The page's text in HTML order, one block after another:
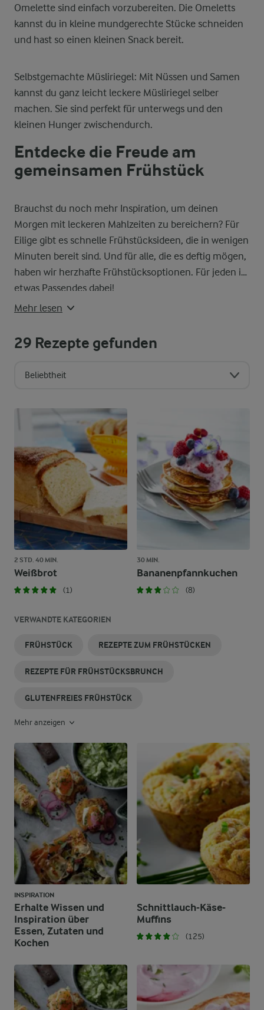
Omelette sind einfach vorzubereiten. Die Omeletts
kannst du in kleine mundgerechte Stücke schneiden
und hast so einen kleinen Snack bereit.
Selbstgemachte Müsliriegel: Mit Nüssen und Samen
kannst du ganz leicht leckere Müsliriegel selber
machen. Sie sind perfekt für unterwegs und den
kleinen Hunger zwischendurch.
Entdecke die Freude am
gemeinsamen Frühstück
Brauchst du noch mehr Inspiration, um deinen
Morgen mit leckeren Mahlzeiten zu bereichern? Für
Eilige gibt es schnelle Frühstücksideen, die in wenigen
Minuten bereit sind. Und für alle, die es deftig mögen,
haben wir herzhafte Frühstücksoptionen. Für jeden ist
etwas Passendes dabei!
Mehr lesen
29 Rezepte gefunden
Beliebtheit
2 STD. 40 MIN.
Weißbrot
(1)
30 MIN.
Bananenpfannkuchen
(8)
VERWANDTE KATEGORIEN
FRÜHSTÜCK REZEPTE ZUM FRÜHSTÜCKEN
REZEPTE FÜR FRÜHSTÜCKSBRUNCH
GLUTENFREIES FRÜHSTÜCK
Mehr anzeigen
INSPIRATION
Erhalte Wissen und
Inspiration über
Essen, Zutaten und
Kochen
Schnittlauch-Käse-
Muffins
(125)